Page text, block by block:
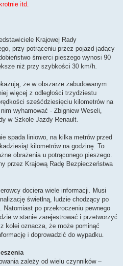
itd.
Krajowej Rady
przy potrąceniu przez pojazd jadący
śmierci pieszego wynosi 90
niż przy szybkości 30 km/h.
że w obszarze zabudowanym
więcej z odległości trzydziestu
sześćdziesięciu kilometrów na
wyhamować - Zbigniew Weseli,
w Szkole Jazdy Renault.
spada liniowo, na kilka metrów przed
kilometrów na godzinę. To
obrażenia u potrąconego pieszego.
przez Krajową Radę Bezpieczeństwa
dociera wiele informacji. Musi
świetlną, ludzie chodzący po
po przekroczeniu pewnego
w stanie zarejestrować i przetworzyć
kolei oznacza, że może pominąć
i doprowadzić do wypadku.
zależy od wielu czynników –